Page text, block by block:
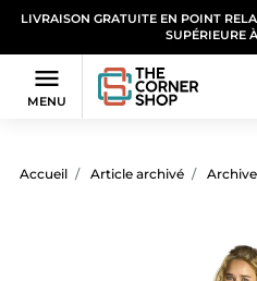
LIVRAISON GRATUITE EN POINT
SUPÉRIEURE

MENU
Accueil Article archivé Archive